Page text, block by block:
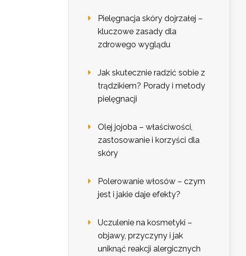
Pielęgnacja skóry dojrzałej –
kluczowe zasady dla
zdrowego wyglądu
Jak skutecznie radzić sobie z
trądzikiem? Porady i metody
pielęgnacji
Olej jojoba – właściwości,
zastosowanie i korzyści dla
skóry
Polerowanie włosów – czym
jest i jakie daje efekty?
Uczulenie na kosmetyki –
objawy, przyczyny i jak
uniknąć reakcji alergicznych